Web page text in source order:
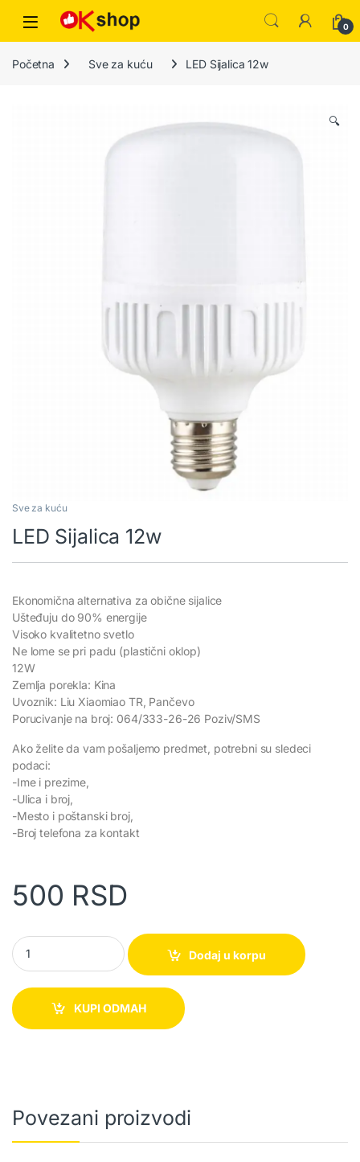
0
Početna Sve za kuću LED Sijalica 12w
🔍
Sve za kuću
LED Sijalica 12w
Ekonomična alternativa za obične sijalice
Ušteđuju do 90% energije
Visoko kvalitetno svetlo
Ne lome se pri padu (plastični oklop)
12W
Zemlja porekla: Kina
Uvoznik: Liu Xiaomiao TR, Pančevo
Porucivanje na broj: 064/333-26-26 Poziv/SMS
Ako želite da vam pošaljemo predmet, potrebni su sledeci
podaci:
-Ime i prezime,
-Ulica i broj,
-Mesto i poštanski broj,
-Broj telefona za kontakt
500 RSD
LED Sijalica 12w quantity
Dodaj u korpu
KUPI ODMAH
Povezani proizvodi